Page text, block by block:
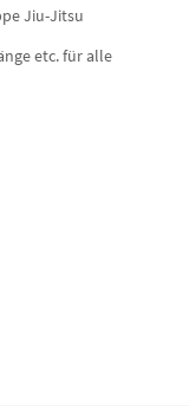
Jiu-Jitsu
etc. für alle